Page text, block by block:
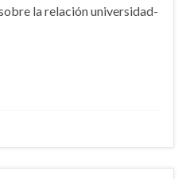
la relación universidad-